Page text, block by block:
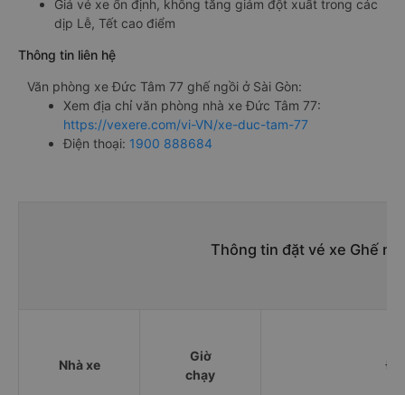
Giá vé xe ổn định, không tăng giảm đột xuất trong các
dịp Lễ, Tết cao điểm
Thông tin liên hệ
Văn phòng xe Đức Tâm 77 ghế ngồi ở Sài Gòn:
Xem địa chỉ văn phòng nhà xe Đức Tâm 77:
https://vexere.com/vi-VN/xe-duc-tam-77
Điện thoại: 1900 888684
Thông tin đặt vé xe Ghế
Nhà xe
Giờ
chạy